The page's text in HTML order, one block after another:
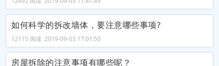
如何科学的拆改墙体，要注意哪些事项?
12115 阅读 2019-09-03 17:01:50
房屋拆除的注意事项有哪些呢？